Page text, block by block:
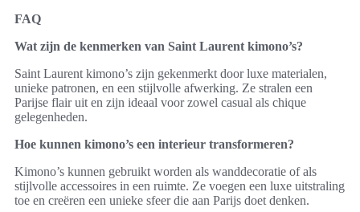
FAQ
Wat zijn de kenmerken van Saint Laurent kimono’s?
Saint Laurent kimono’s zijn gekenmerkt door luxe materialen,
unieke patronen, en een stijlvolle afwerking. Ze stralen een
Parijse flair uit en zijn ideaal voor zowel casual als chique
gelegenheden.
Hoe kunnen kimono’s een interieur transformeren?
Kimono’s kunnen gebruikt worden als wanddecoratie of als
stijlvolle accessoires in een ruimte. Ze voegen een luxe uitstraling
toe en creëren een unieke sfeer die aan Parijs doet denken.